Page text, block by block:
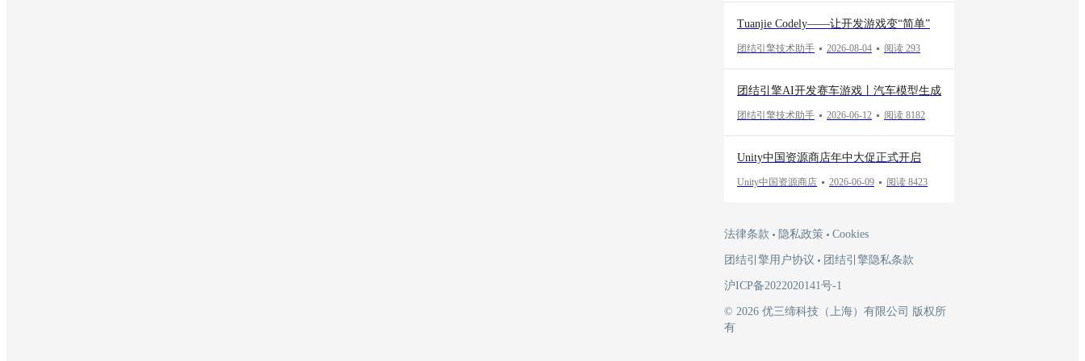
Tuanjie Codely——让开发游戏变“简单”
团结引擎技术助手 2026-08-04 阅读 293
团结引擎AI开发赛车游戏丨汽车模型生成
团结引擎技术助手 2026-06-12 阅读 8182
Unity中国资源商店年中大促正式开启
Unity中国资源商店 2026-06-09 阅读 8423
法律条款 隐私政策 Cookies
团结引擎用户协议 团结引擎隐私条款
沪ICP备2022020141号-1
© 2026 优三缔科技（上海）有限公司 版权所
有